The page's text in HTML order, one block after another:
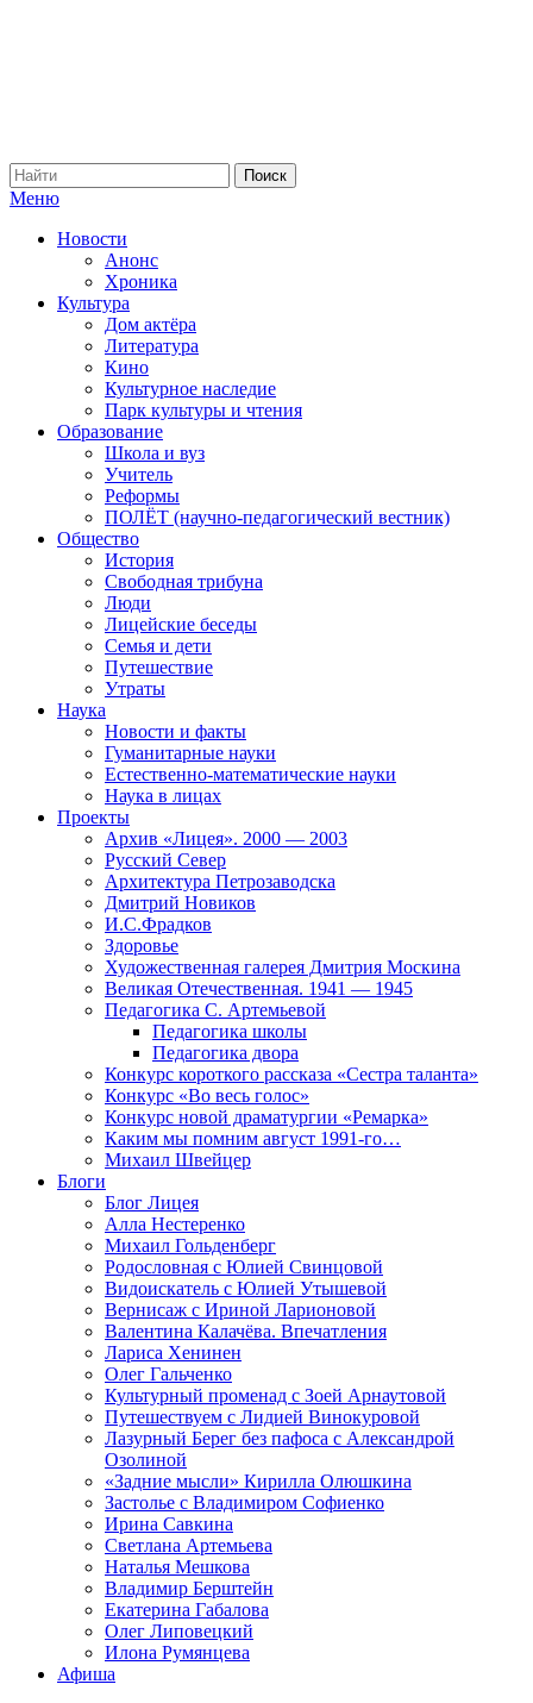
Меню
Новости
Анонс
Хроника
Культура
Дом актёра
Литература
Кино
Культурное наследие
Парк культуры и чтения
Образование
Школа и вуз
Учитель
Реформы
ПОЛЁТ (научно-педагогический вестник)
Общество
История
Свободная трибуна
Люди
Лицейские беседы
Семья и дети
Путешествие
Утраты
Наука
Новости и факты
Гуманитарные науки
Естественно-математические науки
Наука в лицах
Проекты
Архив «Лицея». 2000 — 2003
Русский Север
Архитектура Петрозаводска
Дмитрий Новиков
И.С.Фрадков
Здоровье
Художественная галерея Дмитрия Москина
Великая Отечественная. 1941 — 1945
Педагогика С. Артемьевой
Педагогика школы
Педагогика двора
Конкурс короткого рассказа «Сестра таланта»
Конкурс «Во весь голос»
Конкурс новой драматургии «Ремарка»
Каким мы помним август 1991-го…
Михаил Швейцер
Блоги
Блог Лицея
Алла Нестеренко
Михаил Гольденберг
Родословная с Юлией Свинцовой
Видоискатель с Юлией Утышевой
Вернисаж с Ириной Ларионовой
Валентина Калачёва. Впечатления
Лариса Хенинен
Олег Гальченко
Культурный променад с Зоей Арнаутовой
Путешествуем с Лидией Винокуровой
Лазурный Берег без пафоса с Александрой
Озолиной
«Задние мысли» Кирилла Олюшкина
Застолье с Владимиром Софиенко
Ирина Савкина
Светлана Артемьева
Наталья Мешкова
Владимир Берштейн
Екатерина Габалова
Олег Липовецкий
Илона Румянцева
Афиша